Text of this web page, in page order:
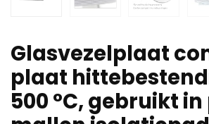
Glasvezelplaat
plaat
500 °C, gebruikt